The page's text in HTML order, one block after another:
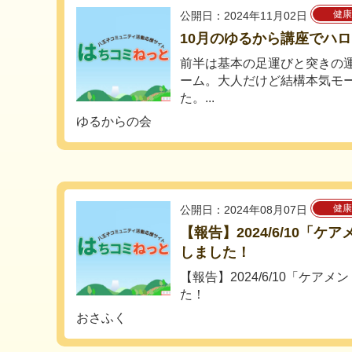
公開日：2024年11月02日 健
10月のゆるから講座でハ
前半は基本の足運びと突きの
ーム。大人だけど結構本気モ
た。...
ゆるからの会
公開日：2024年08月07日 健
【報告】2024/6/10「ケア
しました！
【報告】2024/6/10「ケアメ
た！
おさふく